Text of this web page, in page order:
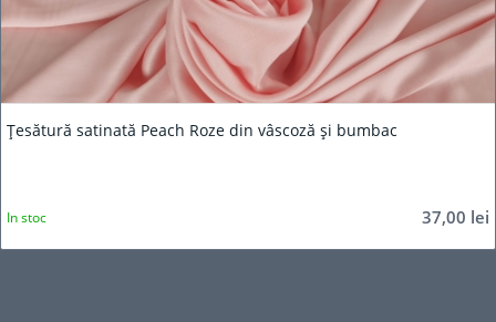
Țesătură satinată Peach Roze din vâscoză și bumbac
37,00 lei
In stoc